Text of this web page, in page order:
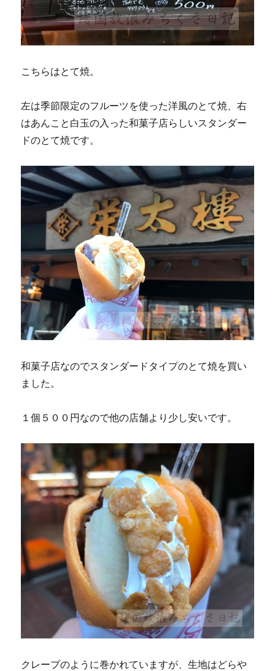
こちらはとて焼。
左は季節限定のフルーツを使った洋風のとて焼、右
はあんこと白玉の入った和菓子店らしいスタンダー
ドのとて焼です。
和菓子店なのでスタンダードタイプのとて焼を買い
ました。
１個５００円なので他の店舗より少し安いです。
クレープのように巻かれていますが、生地はどらや